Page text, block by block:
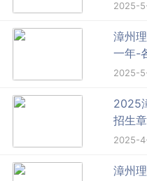
2025-
漳州
一年-
2025-
2025
招生
2025-
漳州